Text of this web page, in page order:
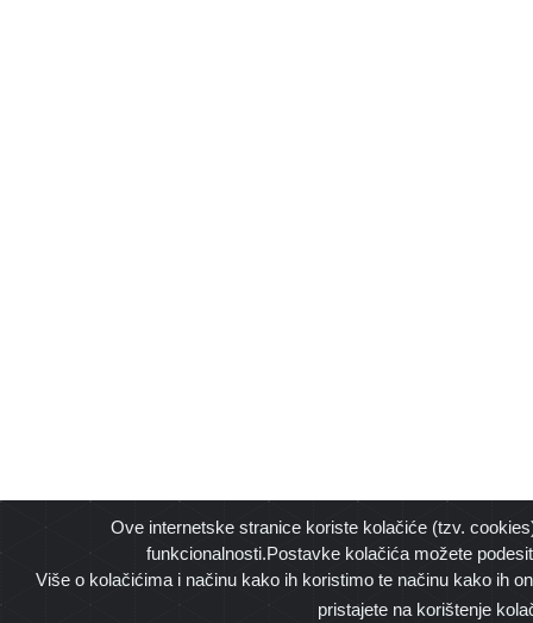
Ove internetske stranice koriste kolačiće (tzv.
funkcionalnosti.Postavke kolačića možete
Više o kolačićima i načinu kako ih koristimo te načinu kako ih
pristajete na korištenje